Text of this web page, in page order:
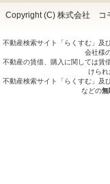
Copyright (C) 株式会社 コ
不動産検索サイト「らくすむ」及
会社様
不動産の賃借、購入に関しては賃
けられ
不動産検索サイト「らくすむ」及
などの無